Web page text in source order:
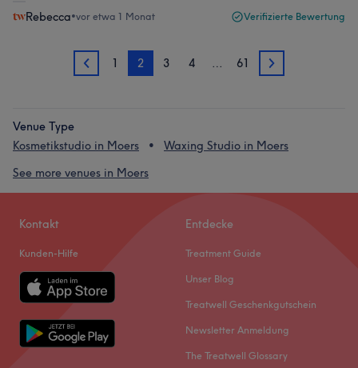
Rebecca•vor etwa 1 Monat Verifizierte Bewertung
1 1 2 3 4 … 61 3
Venue Type
Kosmetikstudio in Moers
Waxing Studio in Moers
See more venues in Moers
Kontakt
Kunden-Hilfe
Entdecke
Treatment Guide
Unser Blog
Treatwell Geschenkgutschein
Newsletter Anmeldung
The Treatwell Glossary